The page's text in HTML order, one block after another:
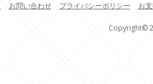
お問い合わせ プライバシーポリシー お
Copyright©